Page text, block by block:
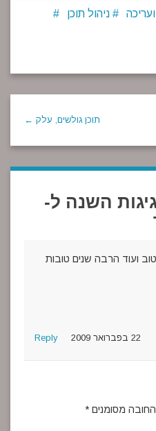
ניהול תוכן
תוכן גולשים, עלק ←
השנה ל-
ועוד הרבה שנים טובות
Reply 22 בפברואר 2009
מסומנים *